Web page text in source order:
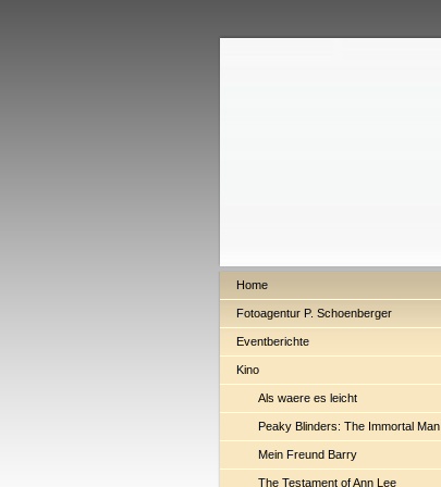
Home
Fotoagentur P. Schoenberger
Eventberichte
Kino
Als waere es leicht
Peaky Blinders: The Immortal Man
Mein Freund Barry
The Testament of Ann Lee